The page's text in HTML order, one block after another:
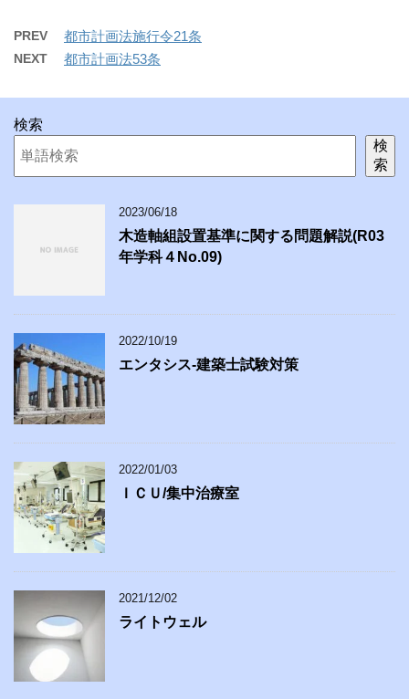
PREV 都市計画法施行令21条
NEXT 都市計画法53条
検索
検
索
2023/06/18
木造軸組設置基準に関する問題解説(R03
年学科４No.09)
2022/10/19
エンタシス-建築士試験対策
2022/01/03
ＩＣＵ/集中治療室
2021/12/02
ライトウェル